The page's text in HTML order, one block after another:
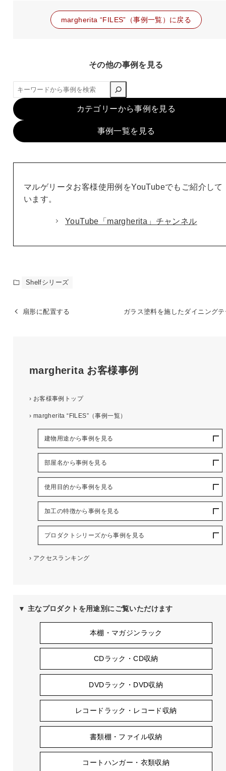
margherita “FILES”（事例一覧）に戻る
その他の事例を見る
検
索
カテゴリーから事例を見る
事例一覧を見る
マルゲリータお客様使用例をYouTubeでもご紹介して
います。
YouTube「margherita」チャンネル
Shelfシリーズ
扇形に配置する ガラス塗料を施したダイニング
margherita お客様事例
› お客様事例トップ
› margherita “FILES”（事例一覧）
建物用途から事例を見る
部屋名から事例を見る
使用目的から事例を見る
加工の特徴から事例を見る
プロダクトシリーズから事例を見る
› アクセスランキング
▼ 主なプロダクトを用途別にご覧いただけます
本棚・マガジンラック
CDラック・CD収納
DVDラック・DVD収納
レコードラック・レコード収納
書類棚・ファイル収納
コートハンガー・衣類収納